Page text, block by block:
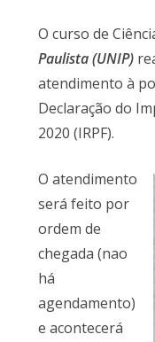
O curso de
Paulista (UNIP)
atendimento à
Declaração do
2020 (IRPF).
O atendimento
será feito por
ordem de
chegada (nao
há
agendamento)
e acontecerá